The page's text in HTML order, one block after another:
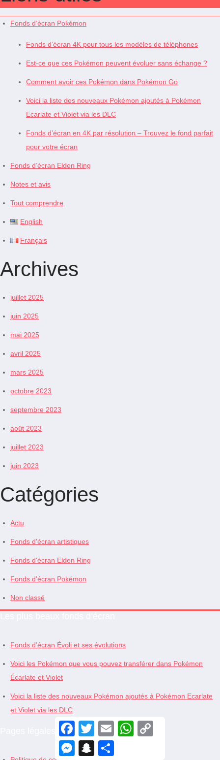
Fonds d’écran Pokémon
Fonds d’écran 4K pour tous les modèles de téléphones
Est-ce que ces Pokémon peuvent évoluer sans échange ?
Comment avoir ces Pokémon dans Pokémon Go
Voici la liste des nouveaux Pokémon ajoutés à Pokémon
Ecarlate et Violet via les DLC
Fonds d’écran en 4K par résolution – Trouvez le fond parfait
pour votre écran
Fonds d’écran Elden Ring
Notes et avis
Tout comprendre
English
Français
Archives
juillet 2025
juin 2025
mai 2025
avril 2025
mars 2025
octobre 2023
septembre 2023
août 2023
juillet 2023
juin 2023
Catégories
Actu
Fonds d'écran artistiques
Fonds d'écran Elden Ring
Fonds d'écran Pokémon
Non classé
Fonds d’écran Évoli et ses évolutions
Voici les Pokémon que vous pouvez transférer dans Pokémon
Écarlate et Violet
Voici la liste des nouveaux Pokémon ajoutés à Pokémon Ecarlate
et Violet via les DLC
F
T
E
W
M
S